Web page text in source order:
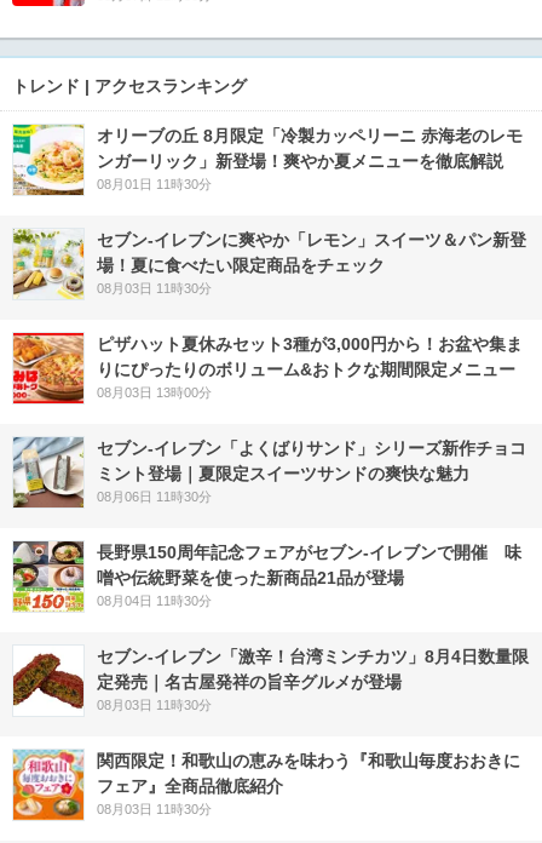
トレンド | アクセスランキング
オリーブの丘 8月限定「冷製カッペリーニ 赤海老のレモ
ンガーリック」新登場！爽やか夏メニューを徹底解説
08月01日 11時30分
セブン‐イレブンに爽やか「レモン」スイーツ＆パン新登
場！夏に食べたい限定商品をチェック
08月03日 11時30分
ピザハット夏休みセット3種が3,000円から！お盆や集ま
りにぴったりのボリューム&おトクな期間限定メニュー
08月03日 13時00分
セブン‐イレブン「よくばりサンド」シリーズ新作チョコ
ミント登場｜夏限定スイーツサンドの爽快な魅力
08月06日 11時30分
長野県150周年記念フェアがセブン-イレブンで開催 味
噌や伝統野菜を使った新商品21品が登場
08月04日 11時30分
セブン-イレブン「激辛！台湾ミンチカツ」8月4日数量限
定発売｜名古屋発祥の旨辛グルメが登場
08月03日 11時30分
関西限定！和歌山の恵みを味わう『和歌山毎度おおきに
フェア』全商品徹底紹介
08月03日 11時30分